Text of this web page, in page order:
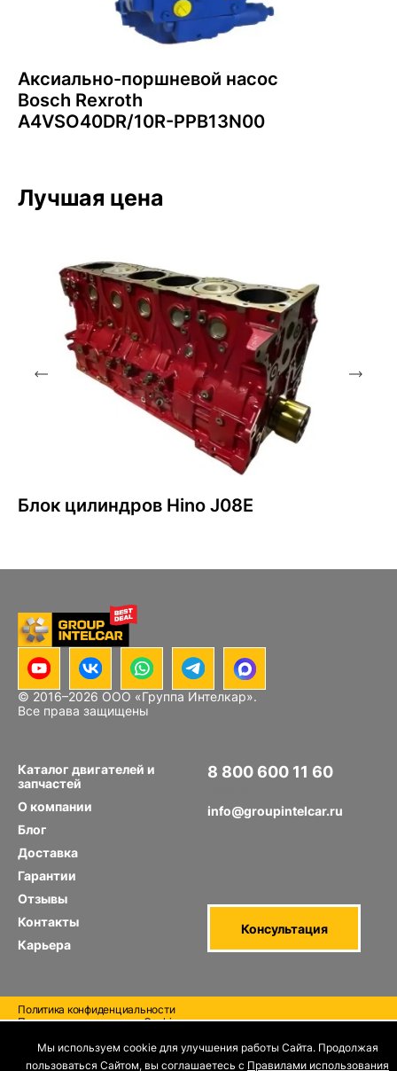
Аксиально-поршневой насос
Bosch Rexroth
A4VSO40DR/10R-PPB13N00
Лучшая цена
Блок цилиндров Hino J08E
© 2016–2026 ООО «Группа Интелкар».
Все права защищены
Каталог двигателей и
запчастей
О компании
Блог
Доставка
Гарантии
Отзывы
Контакты
Карьера
8 800 600 11 60
info@groupintelcar.ru
Консультация
Политика конфиденциальности
Правила использования Cооkies
Мы используем cookie для улучшения работы Сайта. Продолжая
пользоваться Сайтом, вы соглашаетесь с Правилами использования